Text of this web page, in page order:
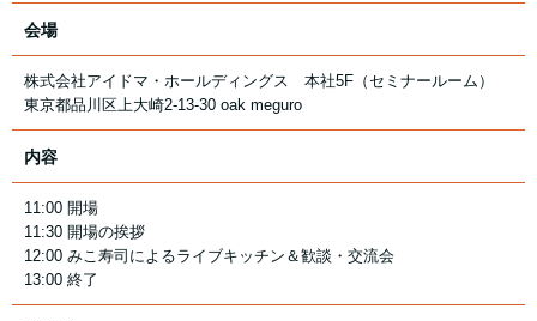
会場
株式会社アイドマ・ホールディングス 本社5F（セミナールーム）
東京都品川区上大崎2-13-30 oak meguro
内容
11:00 開場
11:30 開場の挨拶
12:00 みこ寿司によるライブキッチン＆歓談・交流会
13:00 終了